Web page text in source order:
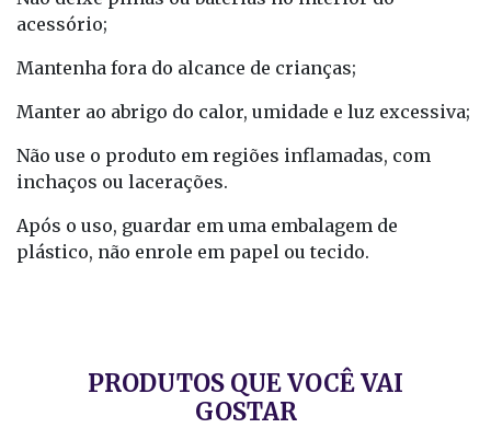
acessório;
Mantenha fora do alcance de crianças;
Manter ao abrigo do calor, umidade e luz excessiva;
Não use o produto em regiões inflamadas, com
inchaços ou lacerações.
Após o uso, guardar em uma embalagem de
plástico, não enrole em papel ou tecido.
PRODUTOS QUE VOCÊ VAI
GOSTAR